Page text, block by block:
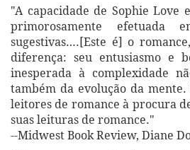
"A capacidade de Sophie Love
primorosamente efetuada
sugestivas….[Este é] o
diferença: seu entusiasmo e
inesperada à complexidade
também da evolução da
leitores de romance à procura
suas leituras de romance."
--Midwest Book Review, Diane